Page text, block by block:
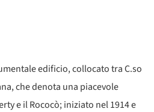
edificio, collocato tra C.so
che denota una piacevole
e il Rococò; iniziato nel 1914 e